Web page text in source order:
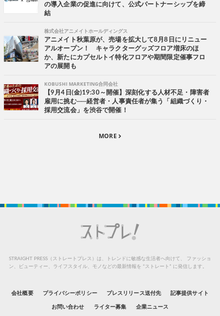
の導入企業の促進に向けて、公式パートナーシップを締
結
株式会社アニメイトホールディングス
アニメイト秋葉原が、売場を拡大して8月8日にリニュー
アルオープン！ キャラクターグッズフロア増床のほ
か、新たにカプセルトイ特化フロアや期間限定催事フロ
アの展開も
KOBUSHI MARKETING合同会社
【9月4日(金)19:30～開催】深刻化する人材不足・障害者
雇用に挑む──経営者・人事責任者が集う「組織づくり・
採用交流会」を渋谷で開催！
MORE
STRAIGHT PRESS（ストレートプレス）は、トレンドに敏感な生活者へ向けて、
ファッショ
ン、ビューティー、ライフスタイル、モノなどの最新情報を “ストレート” に発信します。
会社概要 プライバシーポリシー プレスリリース送付先 記事提供サイト
お問い合わせ ライター募集 企業ニュース